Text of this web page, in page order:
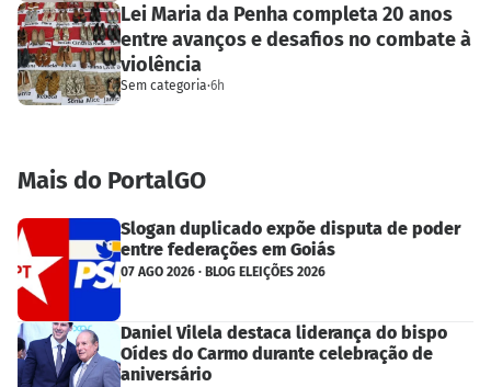
Lei Maria da Penha completa 20 anos
entre avanços e desafios no combate à
violência
Sem categoria·6h
Mais do PortalGO
Slogan duplicado expõe disputa de poder
entre federações em Goiás
07 AGO 2026 · BLOG ELEIÇÕES 2026
Daniel Vilela destaca liderança do bispo
Oídes do Carmo durante celebração de
aniversário